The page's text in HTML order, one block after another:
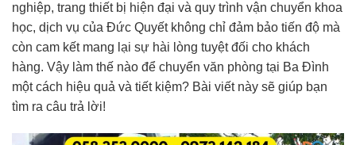
nghiệp, trang thiết bị hiện đại và quy trình vận chuyển khoa
học, dịch vụ của Đức Quyết không chỉ đảm bảo tiến độ mà
còn cam kết mang lại sự hài lòng tuyệt đối cho khách
hàng. Vậy làm thế nào để chuyển văn phòng tại Ba Đình
một cách hiệu quả và tiết kiệm? Bài viết này sẽ giúp bạn
tìm ra câu trả lời!